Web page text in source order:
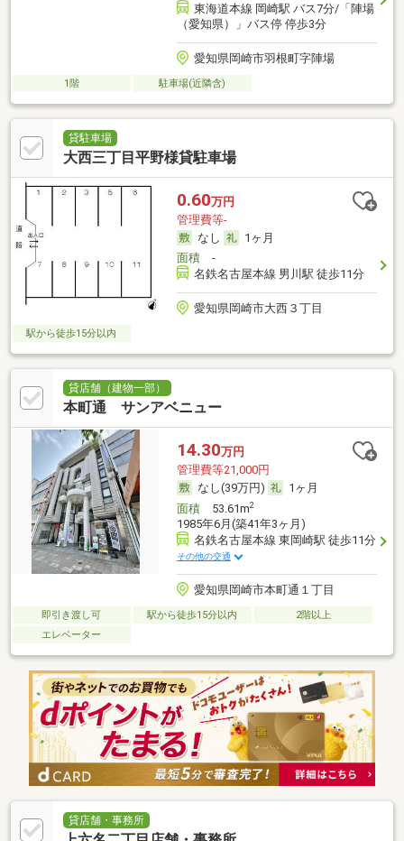
東海道本線 岡崎駅 バス7分/「陣場
（愛知県）」バス停 停歩3分
愛知県岡崎市羽根町字陣場
1階 駐車場(近隣含)
貸駐車場
大西三丁目平野様貸駐車場
0.60万円
管理費等-
なし
1ヶ月
面積-
名鉄名古屋本線 男川駅 徒歩11分
愛知県岡崎市大西３丁目
駅から徒歩15分以内
貸店舗（建物一部）
本町通 サンアベニュー
14.30万円
管理費等21,000円
なし(39万円)
1ヶ月
面積53.61m2
1985年6月(築41年3ヶ月)
名鉄名古屋本線 東岡崎駅 徒歩11分
その他の交通
愛知県岡崎市本町通１丁目
即引き渡し可 駅から徒歩15分以内
2階以上
エレベーター
貸店舗・事務所